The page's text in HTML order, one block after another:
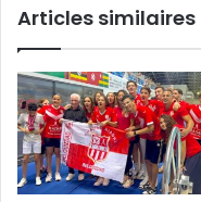
Articles similaires